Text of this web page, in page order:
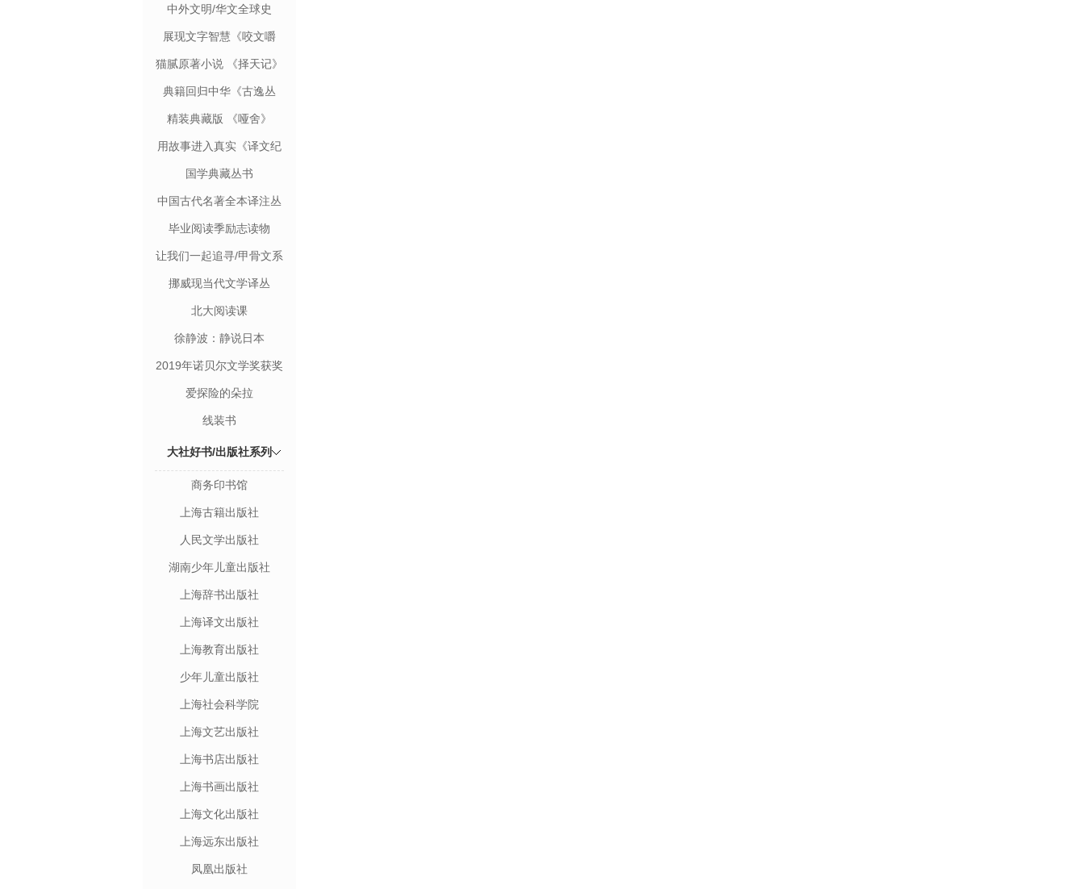
中外文明/华文全球史
展现文字智慧《咬文嚼
字》
猫腻原著小说 《择天记》
典籍回归中华《古逸丛
精装典藏版 《哑舍》
用故事进入真实《译文纪
实》
国学典藏丛书
中国古代名著全本译注丛
书
毕业阅读季励志读物
让我们一起追寻/甲骨文系
列丛书
挪威现当代文学译丛
北大阅读课
徐静波：静说日本
2019年诺贝尔文学奖获奖
者作品
爱探险的朵拉
线装书
大社好书/出版社系列
商务印书馆
上海古籍出版社
人民文学出版社
湖南少年儿童出版社
上海辞书出版社
上海译文出版社
上海教育出版社
少年儿童出版社
上海社会科学院
上海文艺出版社
上海书店出版社
上海书画出版社
上海文化出版社
上海远东出版社
凤凰出版社